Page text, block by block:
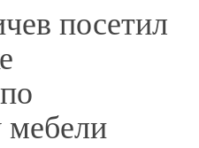
посетил
мебели